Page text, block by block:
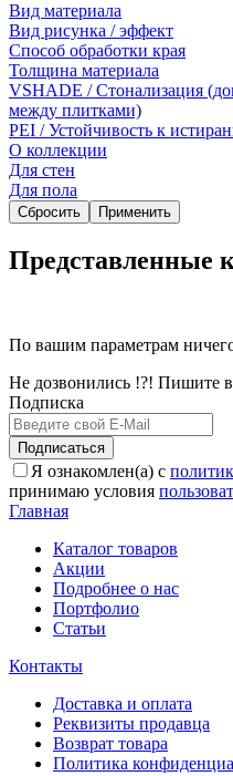
Вид материала
Вид рисунка / эффект
Способ обработки края
Толщина материала
VSHADE / Стонализация
между плитками)
PEI / Устойчивость к
О коллекции
Для стен
Для пола
Сбросить Применить
Представленные
По вашим параметрам
Не дозвонились !?! Пишите
Подписка
Подписаться
Я ознакомлен(а) с
принимаю условия
Главная
Каталог товаров
Акции
Подробнее о нас
Портфолио
Статьи
Контакты
Доставка и оплата
Реквизиты продавца
Возврат товара
Политика